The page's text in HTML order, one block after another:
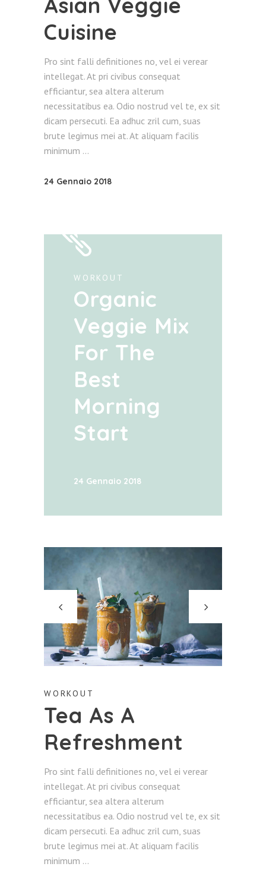
Cuisine
Pro sint falli definitiones no, vel ei verear
intellegat. At pri civibus consequat
efficiantur, sea altera alterum
necessitatibus ea. Odio nostrud vel te, ex sit
dicam persecuti. Ea adhuc zril cum, suas
brute legimus mei at. At aliquam facilis
minimum
24 Gennaio 2018
WORKOUT
Organic
Veggie Mix
For The
Best
Morning
Start
24 Gennaio 2018
WORKOUT
Tea As A
Refreshment
Pro sint falli definitiones no, vel ei verear
intellegat. At pri civibus consequat
efficiantur, sea altera alterum
necessitatibus ea. Odio nostrud vel te, ex sit
dicam persecuti. Ea adhuc zril cum, suas
brute legimus mei at. At aliquam facilis
minimum